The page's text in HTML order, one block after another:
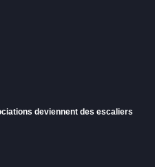
deviennent des escaliers